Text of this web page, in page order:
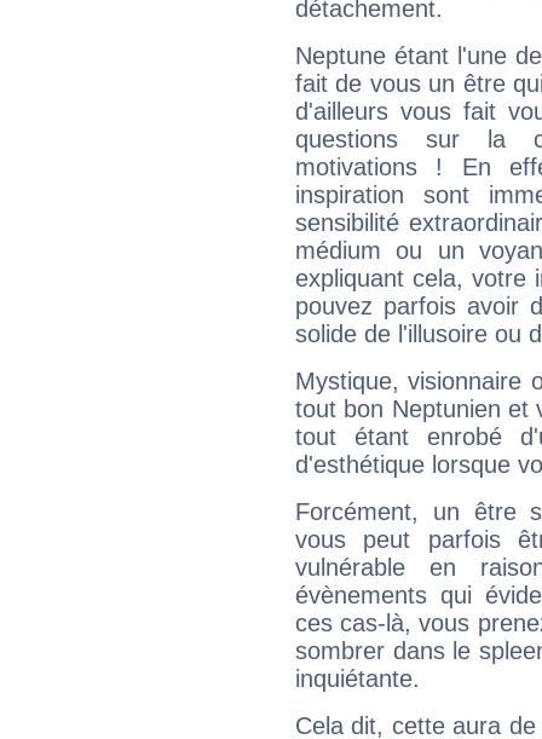
détachement.
Neptune étant l'une
fait de vous un être
d'ailleurs vous fait
questions sur la
motivations ! En
inspiration sont
sensibilité
médium ou un
expliquant cela, votre
pouvez parfois avoir
solide de l'illusoire ou
Mystique, visionnaire
tout bon Neptunien et
tout étant enrobé
d'esthétique lorsque
Forcément, un être
vous peut parfois
vulnérable en
évènements qui
ces cas-là, vous
sombrer dans le
inquiétante.
Cela dit, cette aura